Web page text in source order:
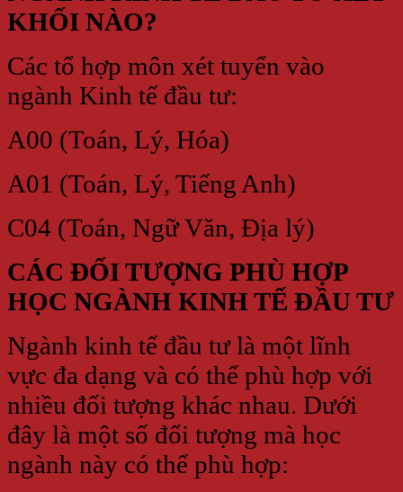
KHỐI NÀO?
Các tổ hợp môn xét tuyển vào
ngành Kinh tế đầu tư:
A00 (Toán, Lý, Hóa)
A01 (Toán, Lý, Tiếng Anh)
C04 (Toán, Ngữ Văn, Địa lý)
CÁC ĐỐI TƯỢNG PHÙ HỢP
HỌC NGÀNH KINH TẾ ĐẦU TƯ
Ngành kinh tế đầu tư là một lĩnh
vực đa dạng và có thể phù hợp với
nhiều đối tượng khác nhau. Dưới
đây là một số đối tượng mà học
ngành này có thể phù hợp: